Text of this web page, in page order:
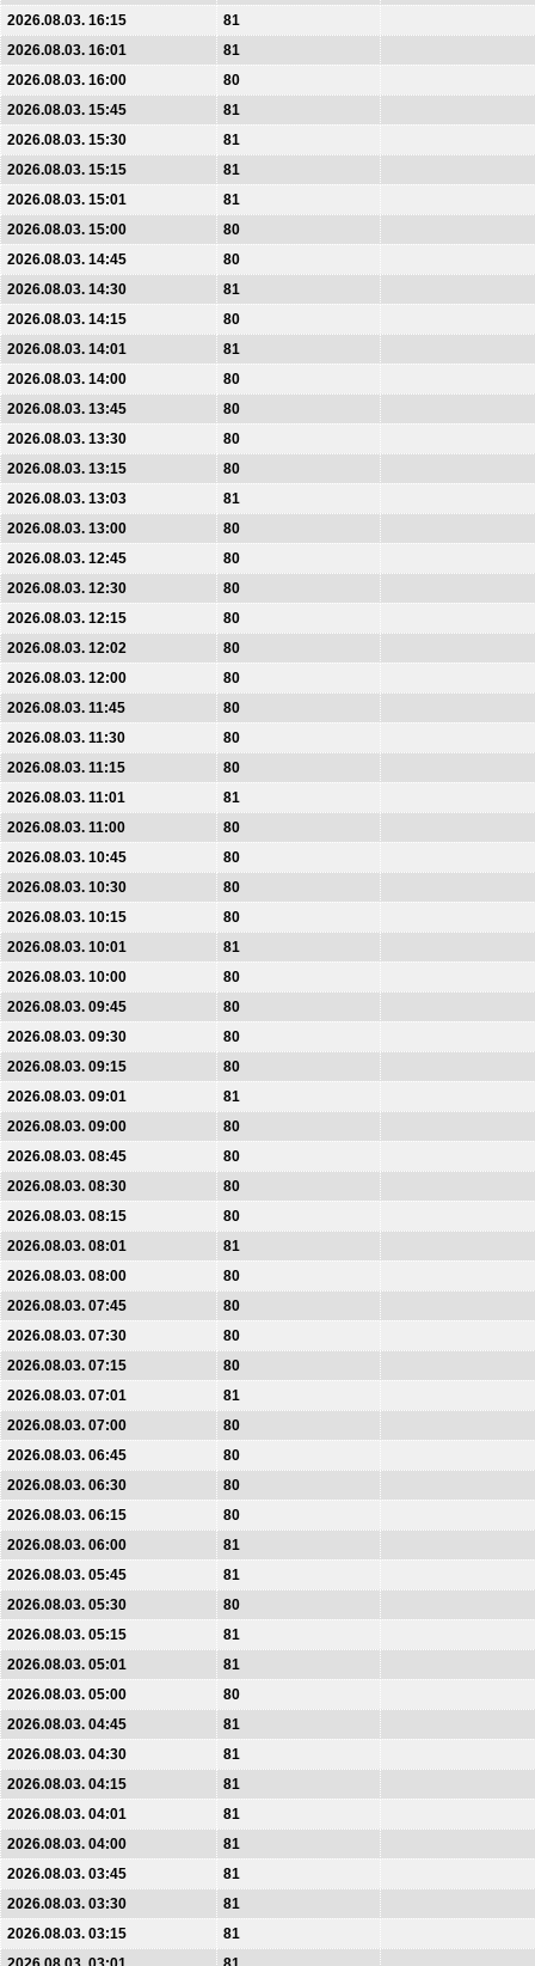
2026.08.03. 16:15
81
2026.08.03. 16:01
81
2026.08.03. 16:00
80
2026.08.03. 15:45
81
2026.08.03. 15:30
81
2026.08.03. 15:15
81
2026.08.03. 15:01
81
2026.08.03. 15:00
80
2026.08.03. 14:45
80
2026.08.03. 14:30
81
2026.08.03. 14:15
80
2026.08.03. 14:01
81
2026.08.03. 14:00
80
2026.08.03. 13:45
80
2026.08.03. 13:30
80
2026.08.03. 13:15
80
2026.08.03. 13:03
81
2026.08.03. 13:00
80
2026.08.03. 12:45
80
2026.08.03. 12:30
80
2026.08.03. 12:15
80
2026.08.03. 12:02
80
2026.08.03. 12:00
80
2026.08.03. 11:45
80
2026.08.03. 11:30
80
2026.08.03. 11:15
80
2026.08.03. 11:01
81
2026.08.03. 11:00
80
2026.08.03. 10:45
80
2026.08.03. 10:30
80
2026.08.03. 10:15
80
2026.08.03. 10:01
81
2026.08.03. 10:00
80
2026.08.03. 09:45
80
2026.08.03. 09:30
80
2026.08.03. 09:15
80
2026.08.03. 09:01
81
2026.08.03. 09:00
80
2026.08.03. 08:45
80
2026.08.03. 08:30
80
2026.08.03. 08:15
80
2026.08.03. 08:01
81
2026.08.03. 08:00
80
2026.08.03. 07:45
80
2026.08.03. 07:30
80
2026.08.03. 07:15
80
2026.08.03. 07:01
81
2026.08.03. 07:00
80
2026.08.03. 06:45
80
2026.08.03. 06:30
80
2026.08.03. 06:15
80
2026.08.03. 06:00
81
2026.08.03. 05:45
81
2026.08.03. 05:30
80
2026.08.03. 05:15
81
2026.08.03. 05:01
81
2026.08.03. 05:00
80
2026.08.03. 04:45
81
2026.08.03. 04:30
81
2026.08.03. 04:15
81
2026.08.03. 04:01
81
2026.08.03. 04:00
81
2026.08.03. 03:45
81
2026.08.03. 03:30
81
2026.08.03. 03:15
81